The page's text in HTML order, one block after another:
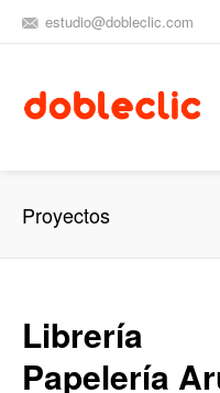
estudio@dobleclic.com
Proyectos
Librería
Papelería